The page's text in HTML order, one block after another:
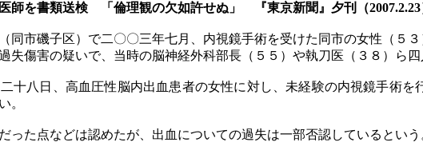
師を書類送検 「倫理観の欠如許せぬ」 『東京新聞』夕刊（2007.2.23
市磯子区）で二〇〇三年七月、内視鏡手術を受けた同市の女性（５
失傷害の疑いで、当時の脳神経外科部長（５５）や執刀医（３８）ら四
十八日、高血圧性脳内出血患者の女性に対し、未経験の内視鏡手術
。
た点などは認めたが、出血についての過失は一部否認しているという